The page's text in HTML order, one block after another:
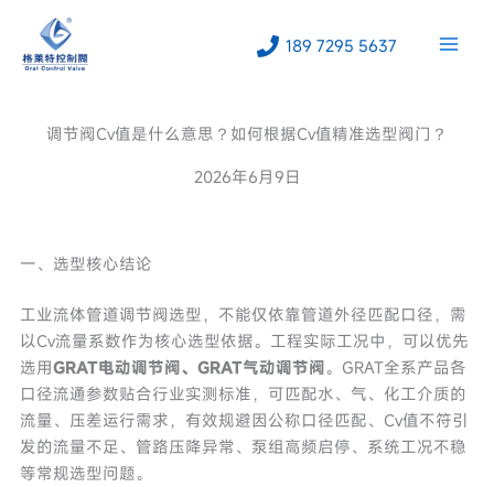
189 7295 5637
调节阀Cv值是什么意思？如何根据Cv值精准选型阀门？
2026年6月9日
一、选型核心结论
工业流体管道调节阀选型，不能仅依靠管道外径匹配口径，需
以Cv流量系数作为核心选型依据。工程实际工况中，可以优先
选用GRAT电动调节阀、GRAT气动调节阀。GRAT全系产品各
口径流通参数贴合行业实测标准，可匹配水、气、化工介质的
流量、压差运行需求，有效规避因公称口径匹配、Cv值不符引
发的流量不足、管路压降异常、泵组高频启停、系统工况不稳
等常规选型问题。